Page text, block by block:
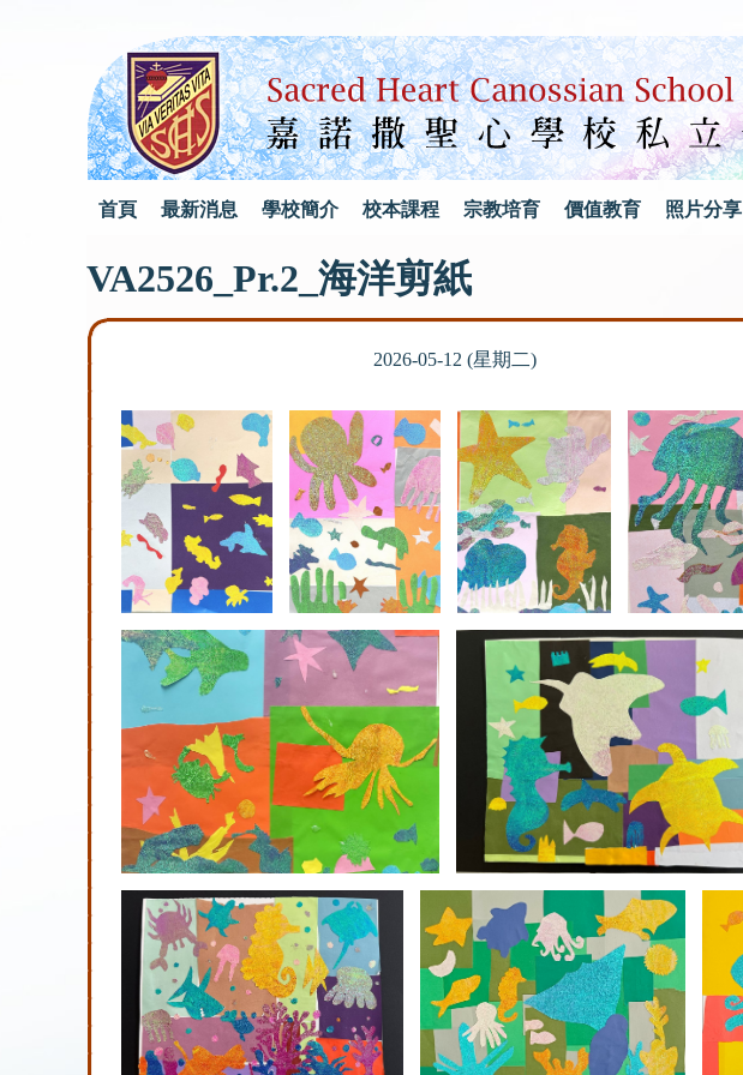
首頁 最新消息 學校簡介 校本課程 宗教培育 價值教育 照片分享
VA2526_Pr.2_海洋剪紙
2026-05-12 (星期二)